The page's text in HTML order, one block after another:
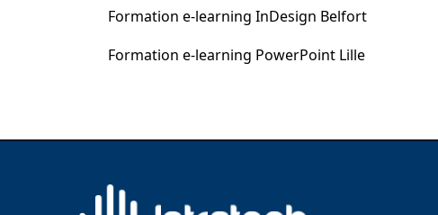
Formation e-learning InDesign Belfort
Formation e-learning PowerPoint Lille